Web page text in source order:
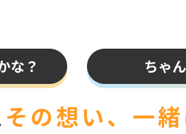
その想い、一